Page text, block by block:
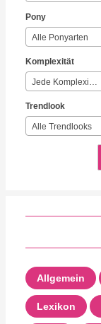
Pony
Alle Ponyarten
Komplexität
Jede Komplexität
Trendlook
Alle Trendlooks
Allgemein
Lexikon